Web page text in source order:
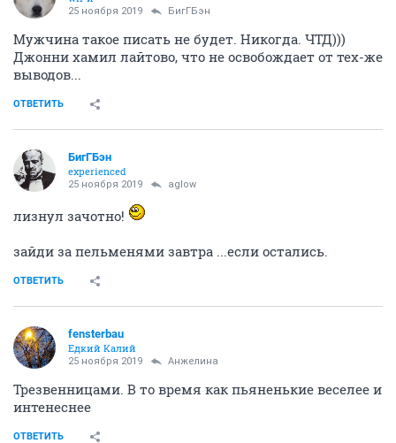
25 ноября 2019 БигГБэн
Мужчина такое писать не будет. Никогда. ЧТД)))
Джонни хамил лайтово, что не освобождает от тех-же
выводов...
ОТВЕТИТЬ
БигГБэн
experienced
25 ноября 2019 aglow
лизнул зачотно!
зайди за пельменями завтра ...если остались.
ОТВЕТИТЬ
fensterbau
Едкий Калий
25 ноября 2019 Aнжелина
Трезвенницами. В то время как пьяненькие веселее и
интенеснее
ОТВЕТИТЬ